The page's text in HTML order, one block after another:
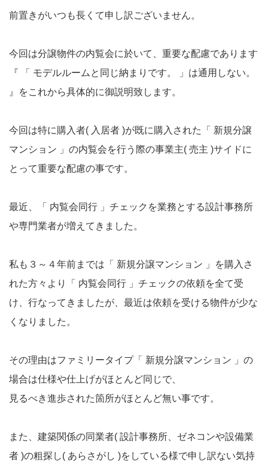
前置きがいつも長くて申し訳ございません。
今回は分譲物件の内覧会に於いて、重要な配慮であります
『 「 モデルルームと同じ納まりです。 」は通用しない。
』をこれから具体的に御説明致します。
今回は特に購入者( 入居者 )が既に購入された「 新規分譲
マンション 」の内覧会を行う際の事業主( 売主 )サイドに
とって重要な配慮の事です。
最近、「 内覧会同行 」チェックを業務とする設計事務所
や専門業者が増えてきました。
私も３～４年前までは「 新規分譲マンション 」を購入さ
れた方々より「 内覧会同行 」チェックの依頼を全て受
け、行なってきましたが、最近は依頼を受ける物件が少な
くなりました。
その理由はファミリータイプ「 新規分譲マンション 」の
場合は仕様や仕上げがほとんど同じで、
見るべき進歩された箇所がほとんど無い事です。
また、建築関係の同業者( 設計事務所、ゼネコンや設備業
者 )の粗探し( あらさがし )をしている様で申し訳ない気持